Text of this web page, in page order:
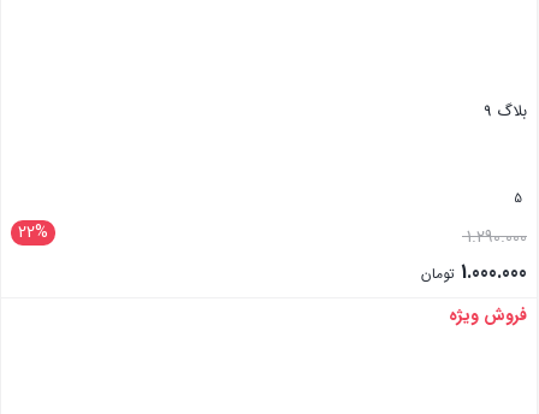
بلاگ 9
5
22% 1.290.000
1.000.000 تومان
بستن
فروش ویژه